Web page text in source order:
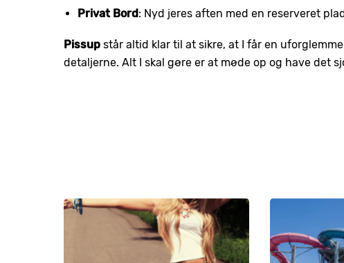
Privat Bord: Nyd jeres aften med en reserveret
Pissup står altid klar til at sikre, at I får en
detaljerne. Alt I skal gøre er at møde op og have det